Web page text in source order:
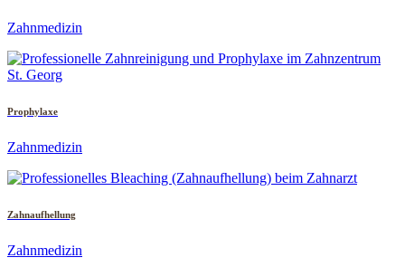
Zahnmedizin
Prophylaxe
Zahnmedizin
Zahnaufhellung
Zahnmedizin